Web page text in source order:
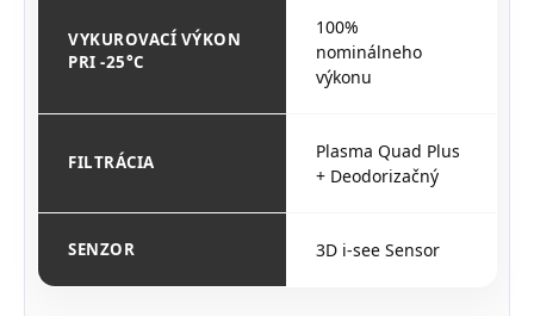
VYKUROVACÍ VÝKON
PRI -25°C
100%
nominálneho
výkonu
FILTRÁCIA
Plasma Quad Plus
+ Deodorizačný
SENZOR 3D i-see Sensor